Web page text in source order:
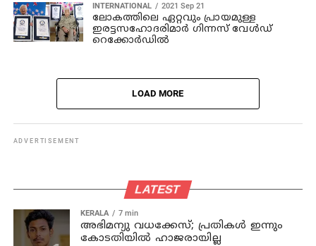
INTERNATIONAL 2021 Sep 21
ലോകത്തിലെ ഏറ്റവും പ്രായമുള്ള
ഇരട്ടസഹോദരിമാര്‍ ഗിന്നസ് വേള്‍ഡ്
റെക്കോര്‍ഡില്‍
LOAD MORE
ADVERTISEMENT
LATEST
KERALA 7 min
അഭിമന്യു വധക്കേസ്; പ്രതികള്‍ ഇന്നും
കോടതിയില്‍ ഹാജരായില്ല